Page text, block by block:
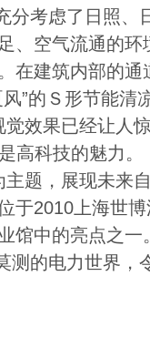
考虑了日照、
、空气流通的
在建筑内部的
”的Ｓ形节能清
效果已经让人惊
高科技的魅力。
题，展现未来
于2010上海世
馆中的亮点之一
的电力世界，